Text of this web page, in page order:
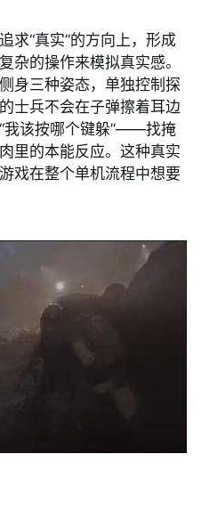
求“真实”的方向上，形成
杂的操作来模拟真实感。
身三种姿态，单独控制探
士兵不会在子弹擦着耳边
我该按哪个键躲”——找掩
里的本能反应。这种真实
戏在整个单机流程中想要